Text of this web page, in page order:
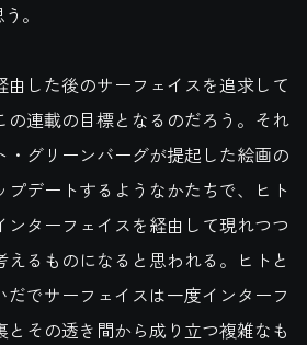
。
由した後のサーフェイスを追求して
の連載の目標となるのだろう。それ
・グリーンバーグが提起した絵画の
プデートするようなかたちで、ヒト
ンターフェイスを経由して現れつつ
えるものになると思われる。ヒトと
だでサーフェイスは一度インターフ
とその透き間から成り立つ複雑なも